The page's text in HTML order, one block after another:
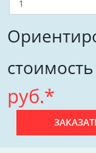
руб.*